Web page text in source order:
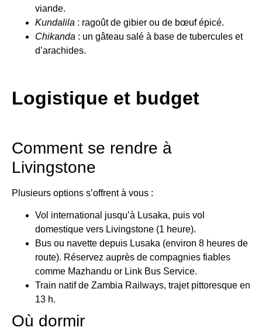
viande.
Kundalila : ragoût de gibier ou de bœuf épicé.
Chikanda : un gâteau salé à base de tubercules et
d’arachides.
Logistique et budget
Comment se rendre à
Livingstone
Plusieurs options s’offrent à vous :
Vol international jusqu’à Lusaka, puis vol
domestique vers Livingstone (1 heure).
Bus ou navette depuis Lusaka (environ 8 heures de
route). Réservez auprès de compagnies fiables
comme Mazhandu or Link Bus Service.
Train natif de Zambia Railways, trajet pittoresque en
13 h.
Où dormir